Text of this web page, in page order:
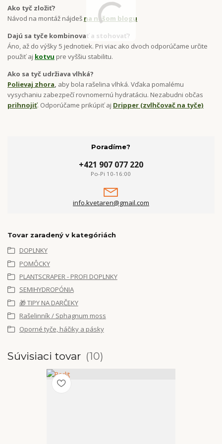
Ako tyč zložiť?
Návod na montáž nájdeš na našom blogu
Dajú sa tyče kombinovať a stohovať?
Áno, až do výšky 5 jednotiek. Pri viac ako dvoch odporúčame určite
použiť aj kotvu pre vyššiu stabilitu.
Ako sa tyč udržiava vlhká?
Polievaj zhora, aby bola rašelina vlhká. Vďaka pomalému
vysychaniu zabezpečí rovnomernú hydratáciu. Nezabudni občas
prihnojiť. Odporúčame prikúpiť aj Dripper (zvlhčovač na tyče)
Poradíme?
+421 907 077 220
Po-Pi 10-16:00
info.kvetaren@gmail.com
Tovar zaradený v kategóriách
DOPLNKY
POMÔCKY
PLANTSCRAPER - PROFI DOPLNKY
SEMIHYDROPÓNIA
🎁 TIPY NA DARČEKY
Rašelinník / Sphagnum moss
Oporné tyče, háčiky a pásky
Súvisiaci tovar 10